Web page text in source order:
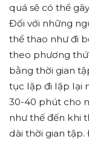
quá sẽ có thể
Đối với những
thể thao như đi
theo phương
bằng thời gian
tục lặp đi lặp lại
30-40 phút cho
như thế đến khi
dài thời gian